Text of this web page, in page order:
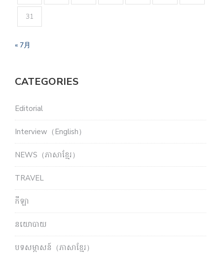
31
« 7月
CATEGORIES
Editorial
Interview（English）
NEWS（ភាសាខ្មែរ）
TRAVEL
កីឡា
នយោបាយ
បទសម្ភាសន៍（ភាសាខ្មែរ）